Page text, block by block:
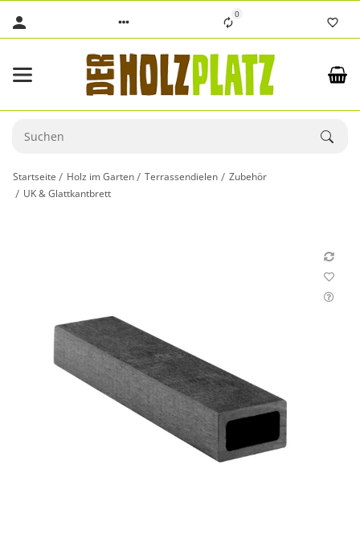
0
Startseite Holz im Garten Terrassendielen
Zubehör
UK & Glattkantbrett